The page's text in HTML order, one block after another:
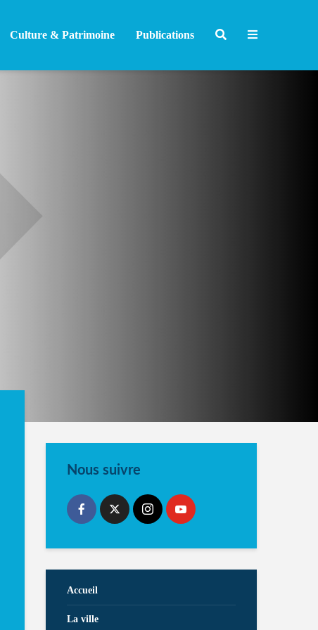
Culture & Patrimoine Publications
Nous suivre
Accueil
La ville